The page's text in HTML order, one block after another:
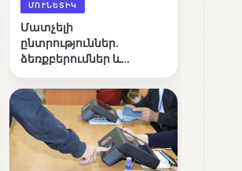
ՄՈՒՆԵՏԻԿ
Մատչելի
ընտրություններ.
ձեռքբերումներ և
բացթողումներ